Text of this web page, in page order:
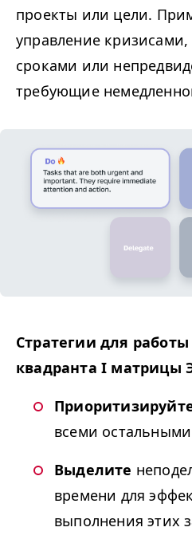
проекты или цели.
управление
сроками или
требующие
Стратегии для
квадранта I матрицы
всеми
Выделите
времени для
выполнения этих